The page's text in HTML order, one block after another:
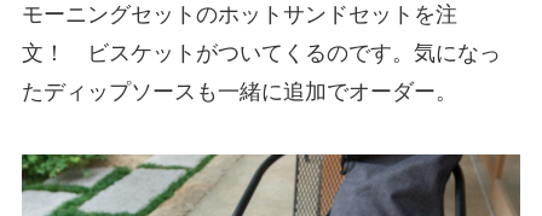
モーニングセットのホットサンドセットを注
文！ ビスケットがついてくるのです。気になっ
たディップソースも一緒に追加でオーダー。